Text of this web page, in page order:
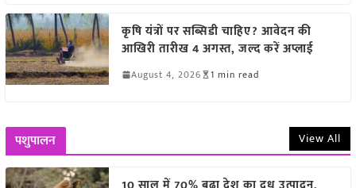
कृषि यंत्रों पर सब्सिडी चाहिए? आवेदन की
आखिरी तारीख 4 अगस्त, जल्द करें अप्लाई
August 4, 2026 1 min read
पशुपालन View All